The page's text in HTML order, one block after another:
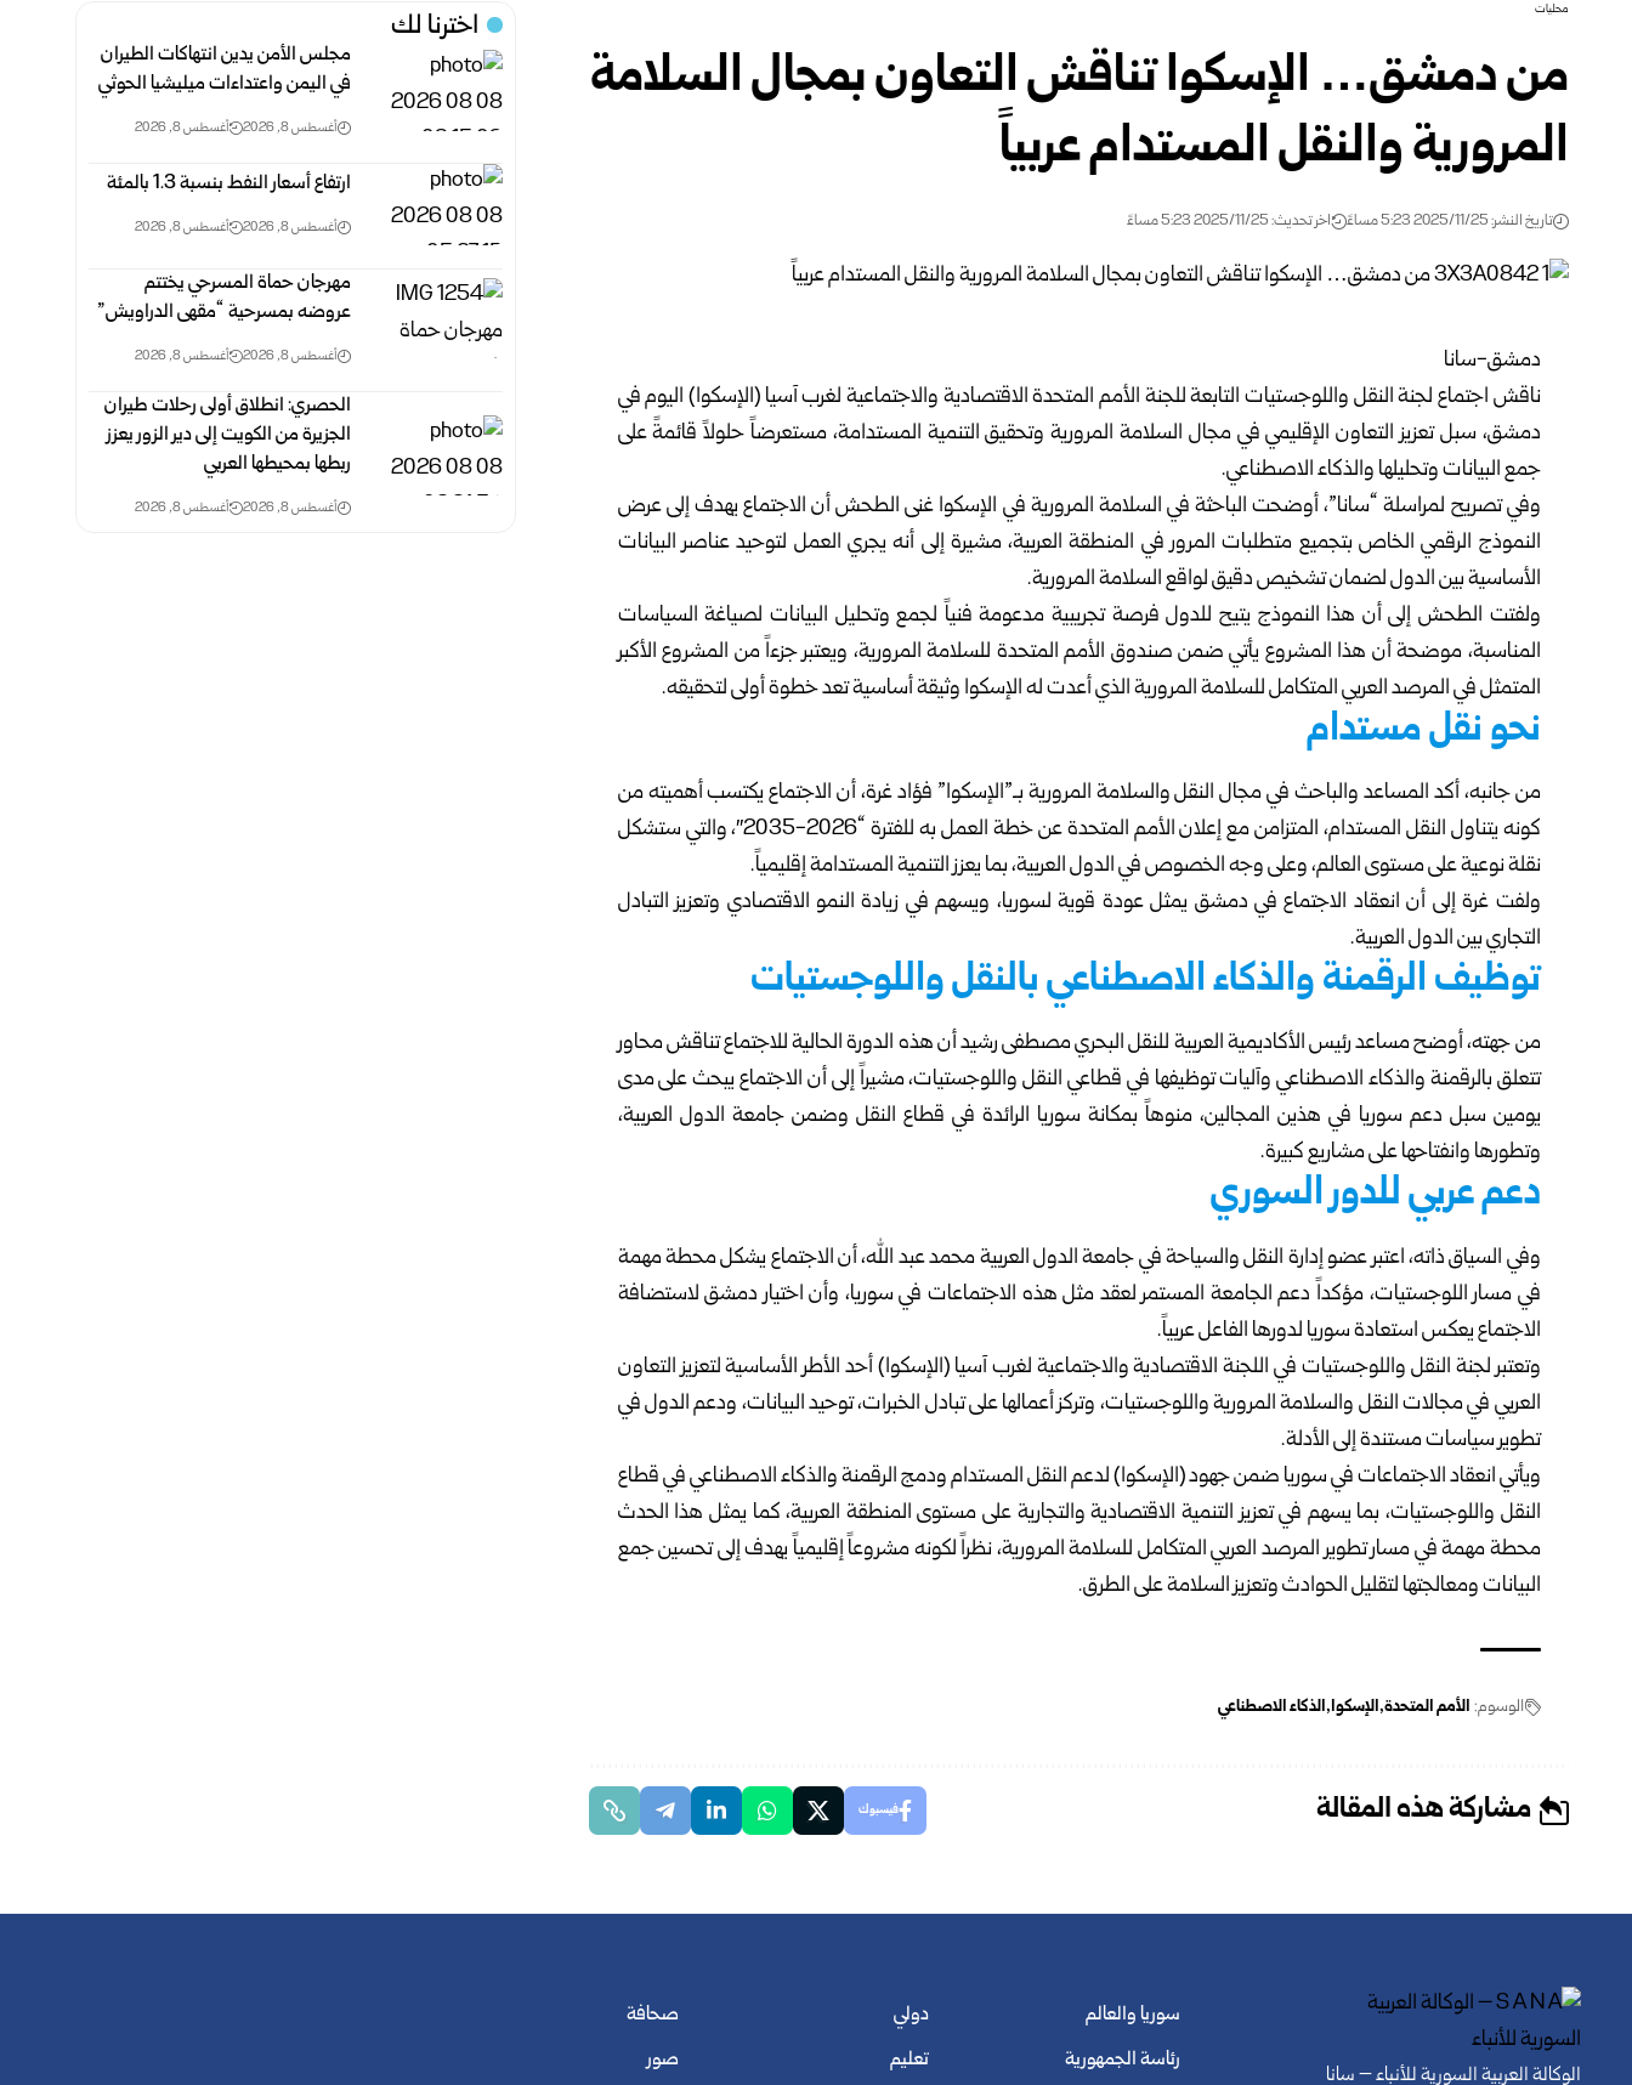
محليات
من دمشق… الإسكوا تناقش التعاون بمجال السلامة
المرورية والنقل المستدام عربياً
تاريخ النشر: 2025/11/25 5:23 مساءً اخر تحديث: 2025/11/25 5:23 مساءً
دمشق-سانا
ناقش اجتماع لجنة النقل واللوجستيات التابعة للجنة الأمم المتحدة الاقتصادية والاجتماعية لغرب آسيا (الإسكوا) اليوم في
دمشق، سبل تعزيز التعاون الإقليمي في مجال السلامة المرورية وتحقيق التنمية المستدامة، مستعرضاً حلولاً قائمةً على
جمع البيانات وتحليلها والذكاء الاصطناعي.
وفي تصريح لمراسلة “سانا”، أوضحت الباحثة في السلامة المرورية في الإسكوا غنى الطحش أن الاجتماع يهدف إلى عرض
النموذج الرقمي الخاص بتجميع متطلبات المرور في المنطقة العربية، مشيرة إلى أنه يجري العمل لتوحيد عناصر البيانات
الأساسية بين الدول لضمان تشخيص دقيق لواقع السلامة المرورية.
ولفتت الطحش إلى أن هذا النموذج يتيح للدول فرصة تجريبية مدعومة فنياً لجمع وتحليل البيانات لصياغة السياسات
المناسبة، موضحة أن هذا المشروع يأتي ضمن صندوق الأمم المتحدة للسلامة المرورية، ويعتبر جزءاً من المشروع الأكبر
المتمثل في المرصد العربي المتكامل للسلامة المرورية الذي أعدت له الإسكوا وثيقة أساسية تعد خطوة أولى لتحقيقه.
نحو نقل مستدام
من جانبه، أكد المساعد والباحث في مجال النقل والسلامة المرورية بـ”الإسكوا” فؤاد غرة، أن الاجتماع يكتسب أهميته من
كونه يتناول النقل المستدام، المتزامن مع إعلان الأمم المتحدة عن خطة العمل به للفترة “2026-2035″، والتي ستشكل
نقلة نوعية على مستوى العالم، وعلى وجه الخصوص في الدول العربية، بما يعزز التنمية المستدامة إقليمياً.
ولفت غرة إلى أن انعقاد الاجتماع في دمشق يمثل عودة قوية لسوريا، ويسهم في زيادة النمو الاقتصادي وتعزيز التبادل
التجاري بين الدول العربية.
توظيف الرقمنة والذكاء الاصطناعي بالنقل واللوجستيات
من جهته، أوضح مساعد رئيس الأكاديمية العربية للنقل البحري مصطفى رشيد أن هذه الدورة الحالية للاجتماع تناقش محاور
تتعلق بالرقمنة والذكاء الاصطناعي وآليات توظيفها في قطاعي النقل واللوجستيات، مشيراً إلى أن الاجتماع يبحث على مدى
يومين سبل دعم سوريا في هذين المجالين، منوهاً بمكانة سوريا الرائدة في قطاع النقل وضمن جامعة الدول العربية،
وتطورها وانفتاحها على مشاريع كبيرة.
دعم عربي للدور السوري
وفي السياق ذاته، اعتبر عضو إدارة النقل والسياحة في جامعة الدول العربية محمد عبد الله، أن الاجتماع يشكل محطة مهمة
في مسار اللوجستيات، مؤكداً دعم الجامعة المستمر لعقد مثل هذه الاجتماعات في سوريا، وأن اختيار دمشق لاستضافة
الاجتماع يعكس استعادة سوريا لدورها الفاعل عربياً.
وتعتبر لجنة النقل واللوجستيات في اللجنة الاقتصادية والاجتماعية لغرب آسيا (الإسكوا) أحد الأطر الأساسية لتعزيز التعاون
العربي في مجالات النقل والسلامة المرورية واللوجستيات، وتركز أعمالها على تبادل الخبرات، توحيد البيانات، ودعم الدول في
تطوير سياسات مستندة إلى الأدلة.
ويأتي انعقاد الاجتماعات في سوريا ضمن جهود (الإسكوا) لدعم النقل المستدام ودمج الرقمنة والذكاء الاصطناعي في قطاع
النقل واللوجستيات، بما يسهم في تعزيز التنمية الاقتصادية والتجارية على مستوى المنطقة العربية، كما يمثل هذا الحدث
محطة مهمة في مسار تطوير المرصد العربي المتكامل للسلامة المرورية، نظراً لكونه مشروعاً إقليمياً يهدف إلى تحسين جمع
البيانات ومعالجتها لتقليل الحوادث وتعزيز السلامة على الطرق.
الوسوم: الأمم المتحدة الإسكوا الذكاء الاصطناعي
مشاركة هذه المقالة فيسبوك
اخترنا لك
مجلس الأمن يدين انتهاكات الطيران
في اليمن واعتداءات ميليشيا الحوثي
أغسطس 8, 2026 أغسطس 8, 2026
ارتفاع أسعار النفط بنسبة 1.3 بالمئة
أغسطس 8, 2026 أغسطس 8, 2026
مهرجان حماة المسرحي يختتم
عروضه بمسرحية “مقهى الدراويش”
أغسطس 8, 2026 أغسطس 8, 2026
الحصري: انطلاق أولى رحلات طيران
الجزيرة من الكويت إلى دير الزور يعزز
ربطها بمحيطها العربي
أغسطس 8, 2026 أغسطس 8, 2026
الوكالة العربية السورية للأنباء – سانا
سوريا والعالم
رئاسة الجمهورية
دولي
تعليم
صحافة
صور